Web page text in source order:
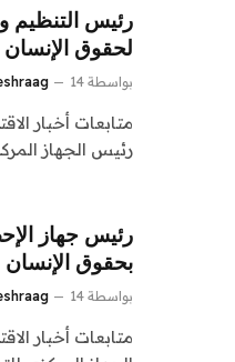
رئيس التنظيم
لحقوق الإنسان
بواسطة 14 ديسمبر، 2024
متابعات أخبار
رئيس الجهاز
رئيس جهاز
بحقوق الإنسان
بواسطة 14 أكتوبر، 2024
متابعات أخبار